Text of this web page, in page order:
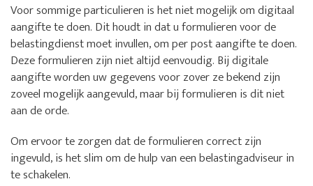
Voor sommige particulieren is het niet mogelijk om digitaal
aangifte te doen. Dit houdt in dat u formulieren voor de
belastingdienst moet invullen, om per post aangifte te doen.
Deze formulieren zijn niet altijd eenvoudig. Bij digitale
aangifte worden uw gegevens voor zover ze bekend zijn
zoveel mogelijk aangevuld, maar bij formulieren is dit niet
aan de orde.
Om ervoor te zorgen dat de formulieren correct zijn
ingevuld, is het slim om de hulp van een belastingadviseur in
te schakelen.